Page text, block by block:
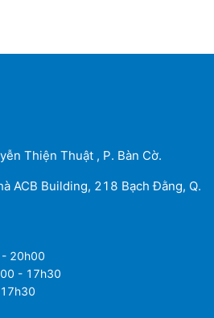
Thiện Thuật , P. Bàn Cờ.
ACB Building, 218 Bạch Đằng, Q.
20h00
- 17h30